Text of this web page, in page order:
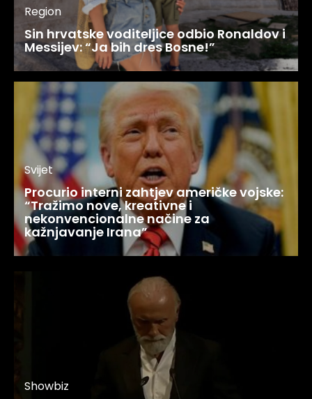
Region
Sin hrvatske voditeljice odbio Ronaldov i
Messijev: “Ja bih dres Bosne!”
Svijet
Procurio interni zahtjev američke vojske:
“Tražimo nove, kreativne i
nekonvencionalne načine za
kažnjavanje Irana”
Showbiz